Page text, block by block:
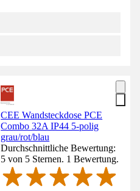
CEE Wandsteckdose PCE
Combo 32A IP44 5-polig
grau/rot/blau
Durchschnittliche Bewertung:
5 von 5 Sternen. 1 Bewertung.